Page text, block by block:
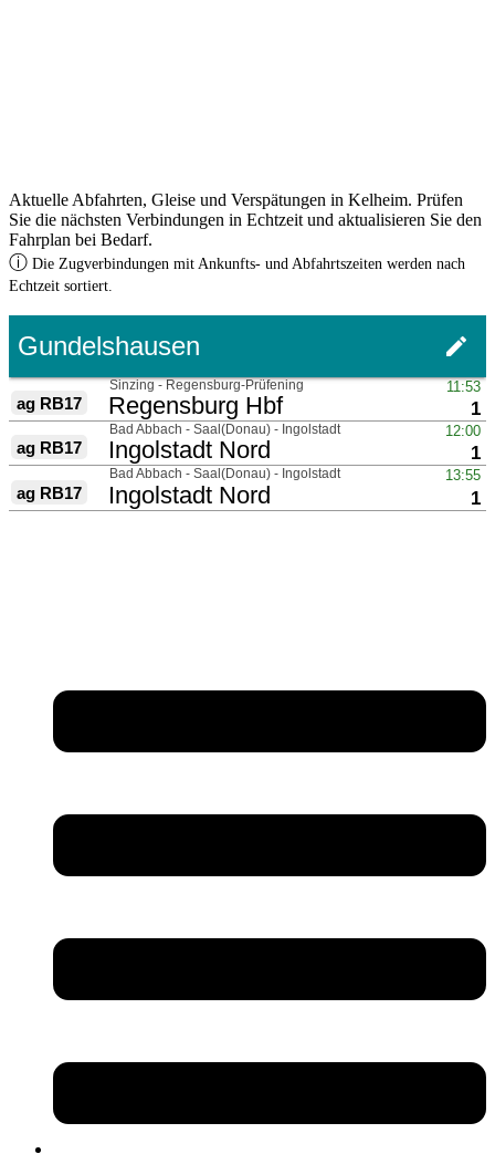
Aktuelle Abfahrten, Gleise und Verspätungen in Kelheim. Prüfen
Sie die nächsten Verbindungen in Echtzeit und aktualisieren Sie den
Fahrplan bei Bedarf.
ⓘ Die Zugverbindungen mit Ankunfts- und Abfahrtszeiten werden nach
Echtzeit sortiert.